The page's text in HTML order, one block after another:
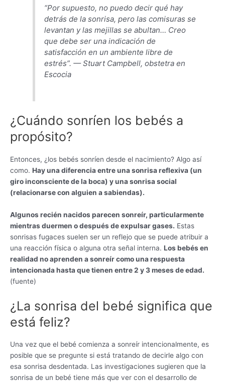
“Por supuesto, no puedo decir qué hay
detrás de la sonrisa, pero las comisuras se
levantan y las mejillas se abultan… Creo
que debe ser una indicación de
satisfacción en un ambiente libre de
estrés”. — Stuart Campbell, obstetra en
Escocia
¿Cuándo sonríen los bebés a
propósito?
Entonces, ¿los bebés sonríen desde el nacimiento? Algo así
como. Hay una diferencia entre una sonrisa reflexiva (un
giro inconsciente de la boca) y una sonrisa social
(relacionarse con alguien a sabiendas).
Algunos recién nacidos parecen sonreír, particularmente
mientras duermen o después de expulsar gases. Estas
sonrisas fugaces suelen ser un reflejo que se puede atribuir a
una reacción física o alguna otra señal interna. Los bebés en
realidad no aprenden a sonreír como una respuesta
intencionada hasta que tienen entre 2 y 3 meses de edad.
(fuente)
¿La sonrisa del bebé significa que
está feliz?
Una vez que el bebé comienza a sonreír intencionalmente, es
posible que se pregunte si está tratando de decirle algo con
esa sonrisa desdentada. Las investigaciones sugieren que la
sonrisa de un bebé tiene más que ver con el desarrollo de